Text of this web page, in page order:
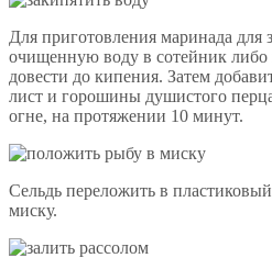
Для приготовления маринада для
очищенную воду в сотейник
довести до кипения. Затем
лист и горошины душистого
огне, на протяжении 10 минут.
Сельдь переложить в
миску.